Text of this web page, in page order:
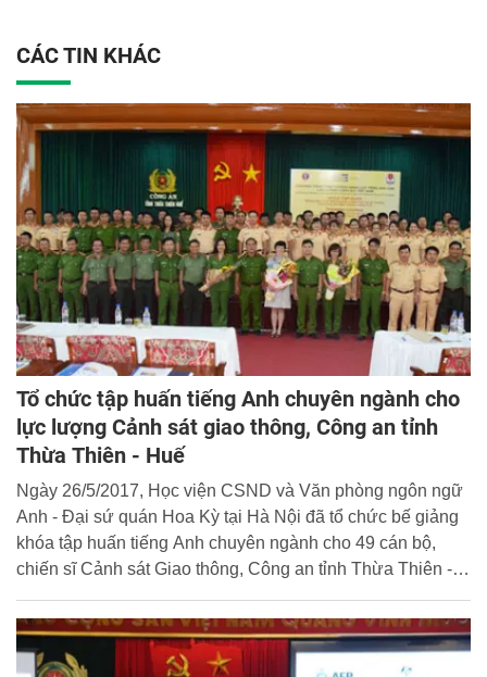
CÁC TIN KHÁC
Tổ chức tập huấn tiếng Anh chuyên ngành cho
lực lượng Cảnh sát giao thông, Công an tỉnh
Thừa Thiên - Huế
Ngày 26/5/2017, Học viện CSND và Văn phòng ngôn ngữ
Anh - Đại sứ quán Hoa Kỳ tại Hà Nội đã tổ chức bế giảng
khóa tập huấn tiếng Anh chuyên ngành cho 49 cán bộ,
chiến sĩ Cảnh sát Giao thông, Công an tỉnh Thừa Thiên -